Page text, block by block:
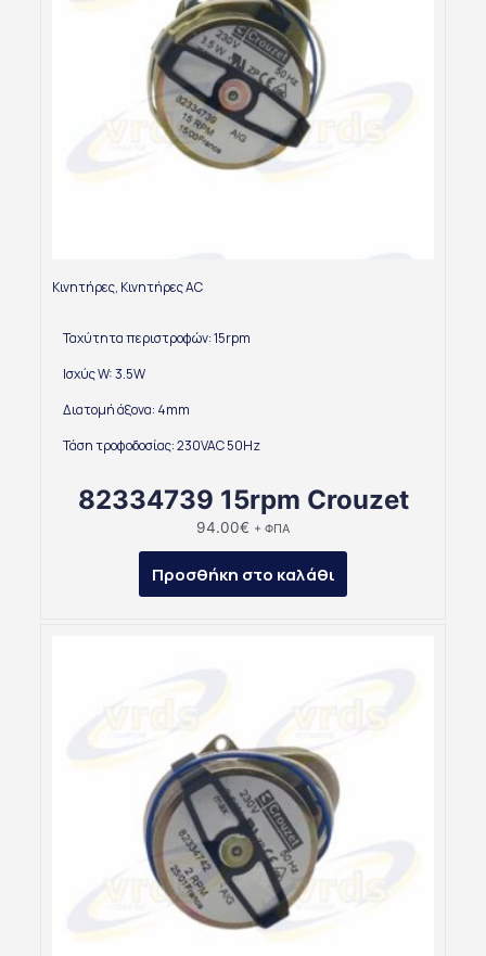
Κινητήρες, Κινητήρες AC
Ταχύτητα περιστροφών: 15rpm
Ισχύς W: 3.5W
Διατομή άξονα: 4mm
Τάση τροφοδοσίας: 230VAC 50Hz
82334739 15rpm Crouzet
94.00€ + ΦΠΑ
Προσθήκη στο καλάθι